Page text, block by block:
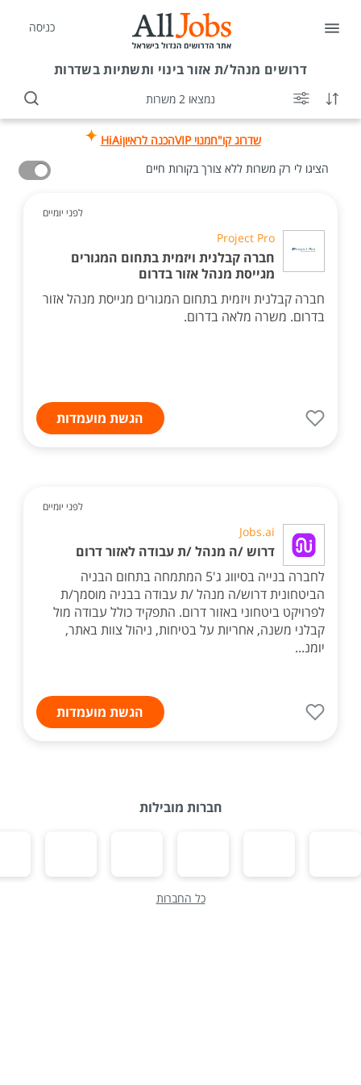
כניסה
דרושים מנהל/ת אזור בינוי ותשתיות בשדרות
נמצאו 2 משרות
שדרוג קו"חמנוי VIP הכנה לראיוןHiAi
הציגו לי רק משרות ללא צורך בקורות חיים
לפני יומיים
Project Pro
חברה קבלנית ויזמית בתחום המגורים
מגייסת מנהל אזור בדרום
חברה קבלנית ויזמית בתחום המגורים מגייסת מנהל אזור
בדרום. משרה מלאה בדרום.
הגשת מועמדות
לפני יומיים
Jobs.ai
דרוש /ה מנהל /ת עבודה לאזור דרום
לחברה בנייה בסיווג ג'5 המתמחה בתחום הבניה
הביטחונית דרוש/ה מנהל /ת עבודה בבניה מוסמך/ת
לפרויקט ביטחוני באזור דרום. התפקיד כולל עבודה מול
קבלני משנה, אחריות על בטיחות, ניהול צוות באתר,
יומנ...
הגשת מועמדות
חברות מובילות
כל החברות